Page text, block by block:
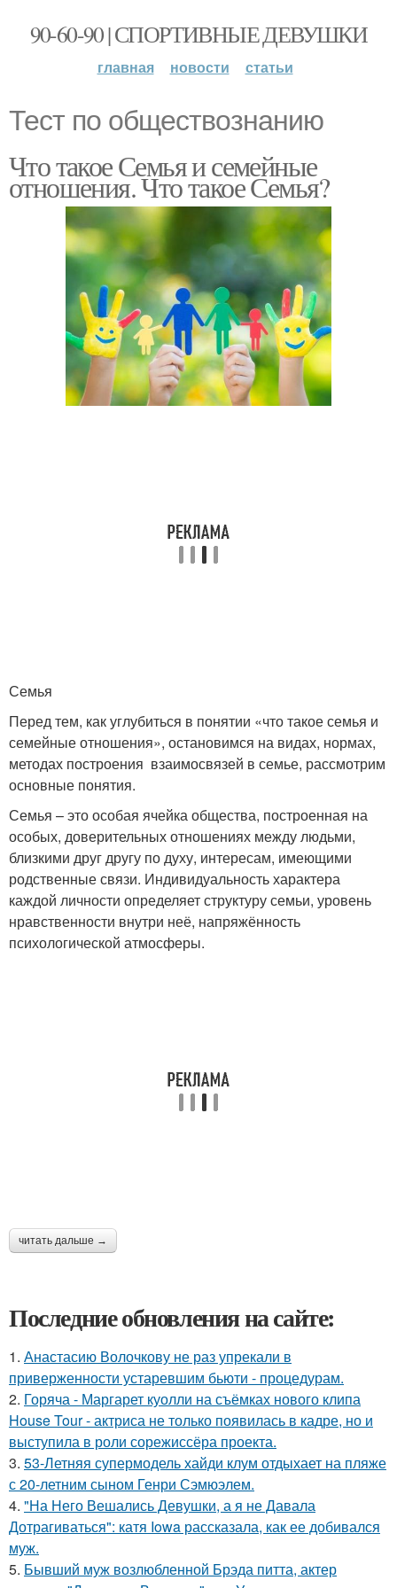
90-60-90 | СПОРТИВНЫЕ ДЕВУШКИ
главная новости статьи
Тест по обществознанию
Что такое Семья и семейные
отношения. Что такое Семья?
Семья
Перед тем, как углубиться в понятии «что такое семья и
семейные отношения», остановимся на видах, нормах,
методах построения взаимосвязей в семье, рассмотрим
основные понятия.
Семья – это особая ячейка общества, построенная на
особых, доверительных отношениях между людьми,
близкими друг другу по духу, интересам, имеющими
родственные связи. Индивидуальность характера
каждой личности определяет структуру семьи, уровень
нравственности внутри неё, напряжённость
психологической атмосферы.
читать дальше →
Последние обновления на сайте:
1. Анастасию Волочкову не раз упрекали в
приверженности устаревшим бьюти - процедурам.
2. Горяча - Маргарет куолли на съёмках нового клипа
House Tour - актриса не только появилась в кадре, но и
выступила в роли сорежиссёра проекта.
3. 53-Летняя супермодель хайди клум отдыхает на пляже
с 20-летним сыном Генри Сэмюэлем.
4. "На Него Вешались Девушки, а я не Давала
Дотрагиваться": катя Iowa рассказала, как ее добивался
муж.
5. Бывший муж возлюбленной Брэда питта, актер